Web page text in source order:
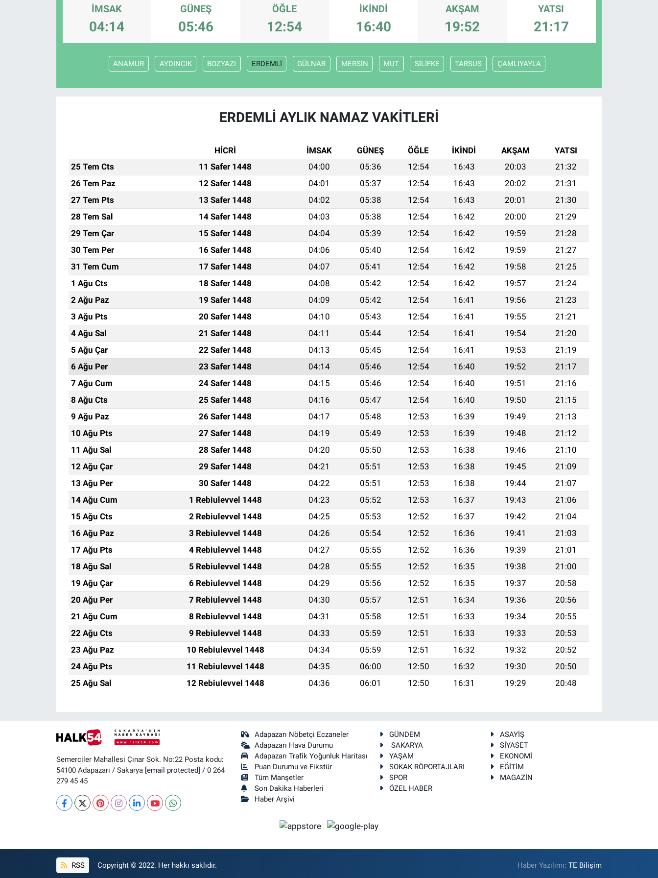
İMSAK
04:14
GÜNEŞ
05:46
ÖĞLE
12:54
İKINDI
16:40
AKŞAM
19:52
YATSI
21:17
ANAMUR AYDINCIK BOZYAZI ERDEMLİ GÜLNAR MERSİN MUT SİLİFKE TARSUS ÇAMLIYAYLA
ERDEMLİ AYLIK NAMAZ VAKITLERI
HİCRİ İMSAK GÜNEŞ ÖĞLE İKINDI AKŞAM
YATSI
25 Tem Cts
11 Safer 1448 04:00 05:36 12:54 16:43 20:03
21:32
26 Tem Paz
12 Safer 1448 04:01 05:37 12:54 16:43 20:02
21:31
27 Tem Pts
13 Safer 1448 04:02 05:38 12:54 16:43 20:01
21:30
28 Tem Sal
14 Safer 1448 04:03 05:38 12:54 16:42 20:00
21:29
29 Tem Çar
15 Safer 1448 04:04 05:39 12:54 16:42 19:59
21:28
30 Tem Per
16 Safer 1448 04:06 05:40 12:54 16:42 19:59
21:27
31 Tem Cum
17 Safer 1448 04:07 05:41 12:54 16:42 19:58
21:25
1 Ağu Cts
18 Safer 1448 04:08 05:42 12:54 16:42 19:57
21:24
2 Ağu Paz
19 Safer 1448 04:09 05:42 12:54 16:41 19:56
21:23
3 Ağu Pts
20 Safer 1448 04:10 05:43 12:54 16:41 19:55
21:21
4 Ağu Sal
21 Safer 1448 04:11 05:44 12:54 16:41 19:54
21:20
5 Ağu Çar
22 Safer 1448 04:13 05:45 12:54 16:41 19:53
21:19
6 Ağu Per
23 Safer 1448 04:14 05:46 12:54 16:40 19:52
21:17
7 Ağu Cum
24 Safer 1448 04:15 05:46 12:54 16:40 19:51
21:16
8 Ağu Cts
25 Safer 1448 04:16 05:47 12:54 16:40 19:50
21:15
9 Ağu Paz
26 Safer 1448 04:17 05:48 12:53 16:39 19:49
21:13
10 Ağu Pts
27 Safer 1448 04:19 05:49 12:53 16:39 19:48
21:12
11 Ağu Sal
28 Safer 1448 04:20 05:50 12:53 16:38 19:46
21:10
12 Ağu Çar
29 Safer 1448 04:21 05:51 12:53 16:38 19:45
21:09
13 Ağu Per
30 Safer 1448 04:22 05:51 12:53 16:38 19:44
21:07
14 Ağu Cum
1 Rebiulevvel 1448 04:23 05:52 12:53 16:37 19:43
21:06
15 Ağu Cts
2 Rebiulevvel 1448 04:25 05:53 12:52 16:37 19:42
21:04
16 Ağu Paz
3 Rebiulevvel 1448 04:26 05:54 12:52 16:36 19:41
21:03
17 Ağu Pts
4 Rebiulevvel 1448 04:27 05:55 12:52 16:36 19:39
21:01
18 Ağu Sal
5 Rebiulevvel 1448 04:28 05:55 12:52 16:35 19:38
21:00
19 Ağu Çar
6 Rebiulevvel 1448 04:29 05:56 12:52 16:35 19:37
20:58
20 Ağu Per
7 Rebiulevvel 1448 04:30 05:57 12:51 16:34 19:36
20:56
21 Ağu Cum
8 Rebiulevvel 1448 04:31 05:58 12:51 16:33 19:34
20:55
22 Ağu Cts
9 Rebiulevvel 1448 04:33 05:59 12:51 16:33 19:33
20:53
23 Ağu Paz
10 Rebiulevvel 1448 04:34 05:59 12:51 16:32 19:32
20:52
24 Ağu Pts
11 Rebiulevvel 1448 04:35 06:00 12:50 16:32 19:30
20:50
25 Ağu Sal
12 Rebiulevvel 1448 04:36 06:01 12:50 16:31 19:29 20:48
Semerciler Mahallesi Çınar Sok. No:22 Posta kodu:
54100 Adapazarı / Sakarya [email protected] / 0 264
279 45 45
Adapazarı Nöbetçi Eczaneler
Adapazarı Hava Durumu
Adapazarı Trafik Yoğunluk Haritası
Puan Durumu ve Fikstür
Tüm Manşetler
Son Dakika Haberleri
Haber Arşivi
GÜNDEM
ASAYİŞ
SAKARYA
SİYASET
YAŞAM
EKONOMİ
SOKAK RÖPORTAJLARI
EĞİTİM
SPOR
MAGAZİN
ÖZEL HABER
RSS Copyright © 2022. Her hakkı saklıdır. Haber Yazılımı:TE Bilişim
MAGAZİN